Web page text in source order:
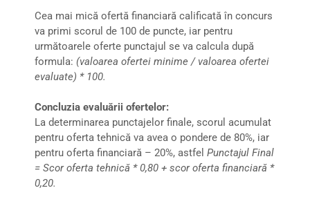
Cea mai mică ofertă financiară calificată în concurs
va primi scorul de 100 de puncte, iar pentru
următoarele oferte punctajul se va calcula după
formula: (valoarea ofertei minime / valoarea ofertei
evaluate) * 100.
Concluzia evaluării ofertelor:
La determinarea punctajelor finale, scorul acumulat
pentru oferta tehnică va avea o pondere de 80%, iar
pentru oferta financiară – 20%, astfel Punctajul Final
= Scor oferta tehnică * 0,80 + scor oferta financiară *
0,20.